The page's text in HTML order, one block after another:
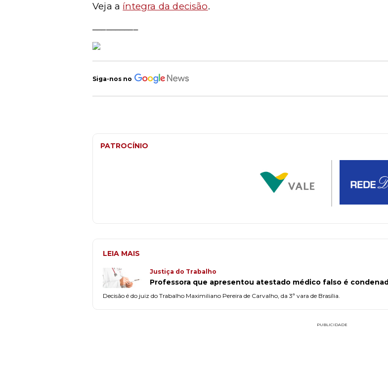
Veja a íntegra da decisão.
Siga-nos no
PATROCÍNIO
LEIA MAIS
Justiça do Trabalho
Professora que apresentou atestado médico falso é
Decisão é do juiz do Trabalho Maximiliano Pereira de Carvalho, da 3ª vara de Brasília.
PUBLICIDADE